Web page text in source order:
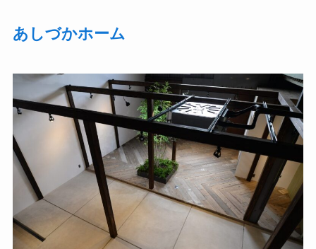
あしづかホーム